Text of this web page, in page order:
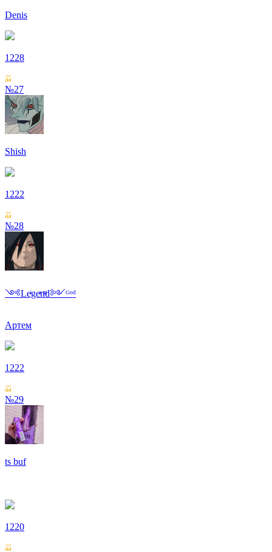
Denis
1228
№27
Shish
1222
№28
༺Leͥgeͣnͫd༻ᴳᵒᵈ
Артем
1222
№29
ts buf
1220